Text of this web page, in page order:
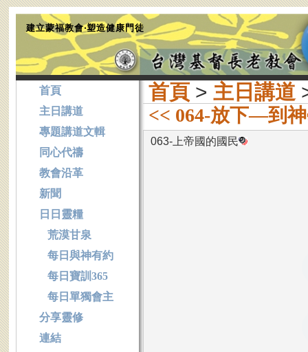
建立蒙福教會‧塑造健康門徒
首頁> 主日講道
<< 064-放下—到
063-上帝國的國民
首頁
主日講道
專題講道文輯
同心代禱
教會沿革
新聞
日日靈糧
荒漠甘泉
每日與神有約
每日寶訓365
每日單獨會主
分享靈修
連結